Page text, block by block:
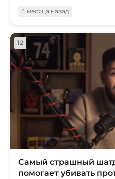
4 месяца назад
12
Самый страшный
помогает убивать